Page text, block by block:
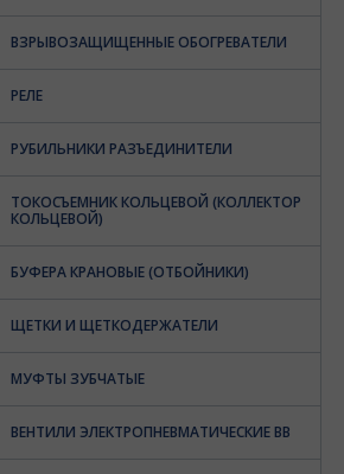
ВЗРЫВОЗАЩИЩЕННЫЕ ОБОГРЕВАТЕЛИ
РЕЛЕ
РУБИЛЬНИКИ РАЗЪЕДИНИТЕЛИ
ТОКОСЪЕМНИК КОЛЬЦЕВОЙ (КОЛЛЕКТОР
КОЛЬЦЕВОЙ)
БУФЕРА КРАНОВЫЕ (ОТБОЙНИКИ)
ЩЕТКИ И ЩЕТКОДЕРЖАТЕЛИ
МУФТЫ ЗУБЧАТЫЕ
ВЕНТИЛИ ЭЛЕКТРОПНЕВМАТИЧЕСКИЕ ВВ